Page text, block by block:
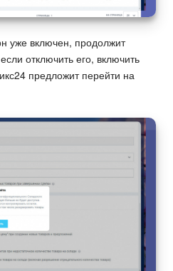
уже включен, продолжит
отключить его, включить
предложит перейти на